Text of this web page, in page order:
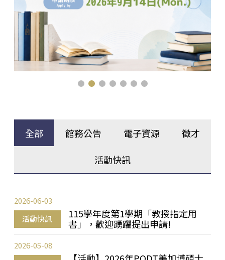
全部 館務公告 電子資源 徵才
活動快訊
活動快訊
115學年度第1學期「教授指定用
書」，歡迎踴躍提出申請!
2026-06-03
2026-05-08